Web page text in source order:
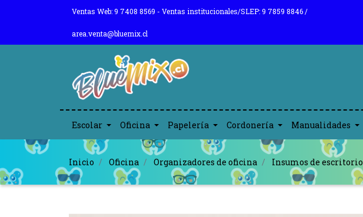
Ventas Web: 9 7408 8569 - Ventas institucionales/SLEP: 9 7859 8846 /
area.venta@bluemix.cl
Escolar Oficina Papelería Cordonería Manualidades
Inicio Oficina Organizadores de oficina Insumos de escritorio